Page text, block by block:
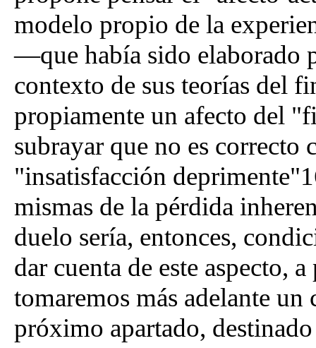
modelo propio de la
—que había sido
contexto de sus teorías del
propiamente un afecto del
subrayar que no es
"insatisfacción
mismas de la pérdida
duelo sería, entonces,
dar cuenta de este aspecto,
tomaremos más adelante
próximo apartado,